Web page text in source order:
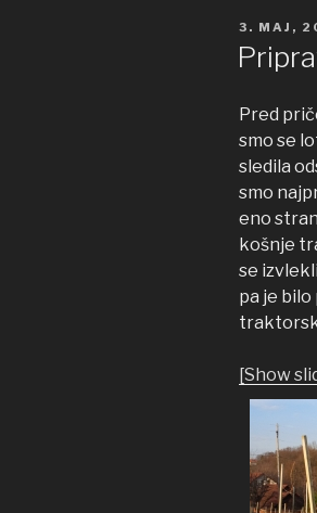
DNE
3. MAJ,
Pred
smo se
sledila
smo
eno
košnje
se
pa je
[Show